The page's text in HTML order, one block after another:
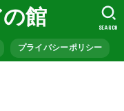
館
プライバシーポリシー
SEARCH